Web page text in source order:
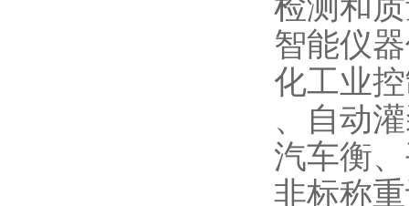
检测和
智能仪
化工业
、自动
汽车衡
非标称